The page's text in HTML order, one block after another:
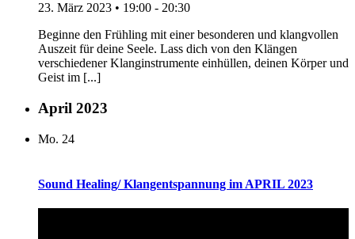
23. März 2023 • 19:00 - 20:30
Beginne den Frühling mit einer besonderen und klangvollen
Auszeit für deine Seele. Lass dich von den Klängen
verschiedener Klanginstrumente einhüllen, deinen Körper und
Geist im [...]
April 2023
Mo. 24
Sound Healing/ Klangentspannung im APRIL 2023